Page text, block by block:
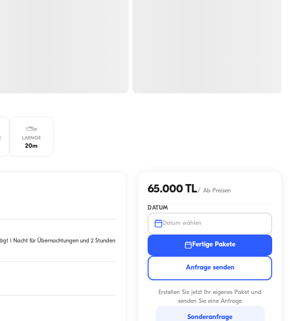
LAENGE
20m
1 Nacht für Übernachtungen und 2 Stunden
65.000 TL/ Ab Preisen
DATUM
Datum wählen
Fertige Pakete
Anfrage senden
Erstellen Sie jetzt Ihr eigenes Paket und
senden Sie eine Anfrage
Sonderanfrage